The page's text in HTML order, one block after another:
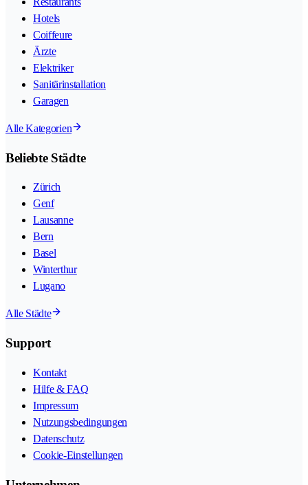
Hotels
Coiffeure
Ärzte
Elektriker
Sanitärinstallation
Garagen
Alle Kategorien
Beliebte Städte
Zürich
Genf
Lausanne
Bern
Basel
Winterthur
Lugano
Alle Städte
Support
Kontakt
Hilfe & FAQ
Impressum
Nutzungsbedingungen
Datenschutz
Cookie-Einstellungen